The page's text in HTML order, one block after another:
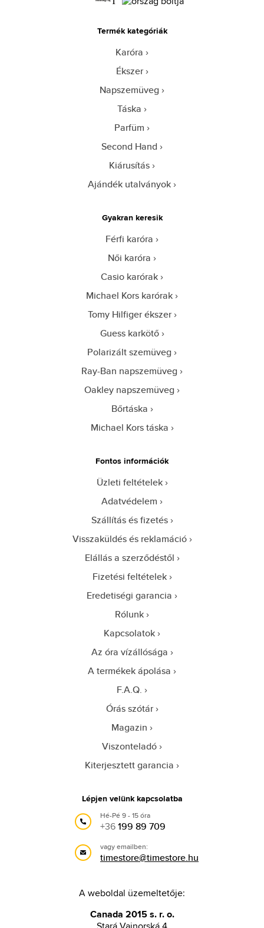
Termék kategóriák
Karóra
Ékszer
Napszemüveg
Táska
Parfüm
Second Hand
Kiárusítás
Ajándék utalványok
Gyakran keresik
Férfi karóra
Női karóra
Casio karórak
Michael Kors karórak
Tomy Hilfiger ékszer
Guess karkötő
Polarizált szemüveg
Ray-Ban napszemüveg
Oakley napszemüveg
Bőrtáska
Michael Kors táska
Fontos információk
Üzleti feltételek
Adatvédelem
Szállítás és fizetés
Visszaküldés és reklamáció
Elállás a szerződéstől
Fizetési feltételek
Eredetiségi garancia
Rólunk
Kapcsolatok
Az óra vízállósága
A termékek ápolása
F.A.Q.
Órás szótár
Magazin
Viszonteladó
Kiterjesztett garancia
Lépjen velünk kapcsolatba
Hé-Pé 9 - 15 óra
+36199 89 709
vagy emailben:
timestore@timestore.hu
A weboldal üzemeltetője:
Canada 2015 s. r. o.